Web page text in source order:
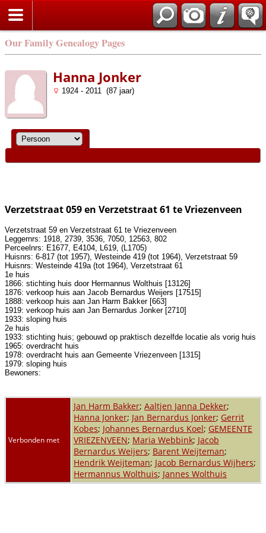
Our Family Genealogy Pages
Hanna Jonker
1924 - 2011 (87 jaar)
Verzetstraat 059 en Verzetstraat 61 te Vriezenveen
Verzetstraat 59 en Verzetstraat 61 te Vriezenveen
Leggernrs: 1918, 2739, 3536, 7050, 12563, 802
Perceelnrs: E1677, E4104, L619, (L1705)
Huisnrs: 6-817 (tot 1957), Westeinde 419 (tot 1964), Verzetstraat 59
Huisnrs: Westeinde 419a (tot 1964), Verzetstraat 61
1e huis
1866: stichting huis door Hermannus Wolthuis [13126]
1876: verkoop huis aan Jacob Bernardus Weijers [17515]
1888: verkoop huis aan Jan Harm Bakker [663]
1919: verkoop huis aan Jan Bernardus Jonker [2710]
1933: sloping huis
2e huis
1933: stichting huis; gebouwd op praktisch dezelfde locatie als vorig huis
1965: overdracht huis
1978: overdracht huis aan Gemeente Vriezenveen [1315]
1979: sloping huis
Bewoners:
Verbonden met
Jan Harm Bakker; Aaltjen Janna Dekker;
Hanna Jonker; Jan Bernardus Jonker; Gerrit
Kobes; Johannes Bernardus Koel; GEMEENTE
VRIEZENVEEN; Maria Webbink; Jacob
Bernardus Weijers; Barent Weijteman;
Hendrik Weijteman; Jacob Bernardus Wijhers;
Hermannus Wolthuis; Jannes Wolthuis